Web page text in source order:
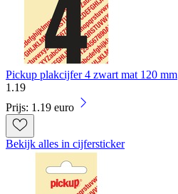
Pickup plakcijfer 4 zwart mat 120 mm
1 .19
Prijs: 1.19 euro
Bekijk alles in cijfersticker